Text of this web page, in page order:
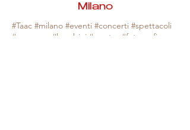
Milano
#Taac #milano #eventi #concerti #spettacoli
#rassegne #bambini #mostre #fotografia